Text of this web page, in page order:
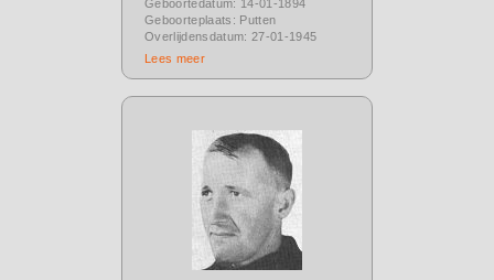
Geboortedatum: 14-01-1894
Geboorteplaats: Putten
Overlijdensdatum: 27-01-1945
Lees meer